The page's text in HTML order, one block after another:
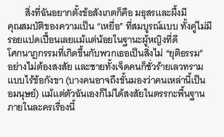
สิ่งที่ฉันอยากตั้งข้อสังเกตก็คือ มธุสรและผึ้งมี
คุณสมบัติของความเป็น “เหยื่อ” ที่สมบูรณ์แบบ ทั้งคู่ไม่มี
รอยแปดเปื้อนเลยแม้แต่น้อยในฐานะผู้หญิงที่ดี
โศกนาฏกรรมที่เกิดขึ้นกับพวกเธอเป็นสิ่งไม่ “ยุติธรรม”
อย่างไม่ต้องสงสัย และชายทั้งเจ็ดคนก็ชั่วร้ายเลวทราม
แบบไร้ข้อกังขา (บางคนอาจถึงขั้นมองว่าคนเหล่านี้เป็น
อมนุษย์)​ แม้แต่ตัวฉันเองก็ไม่ได้สงสัยในตรรกะพื้นฐาน
ภายในละครเรื่องนี้